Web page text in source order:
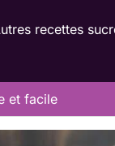
recettes
et facile